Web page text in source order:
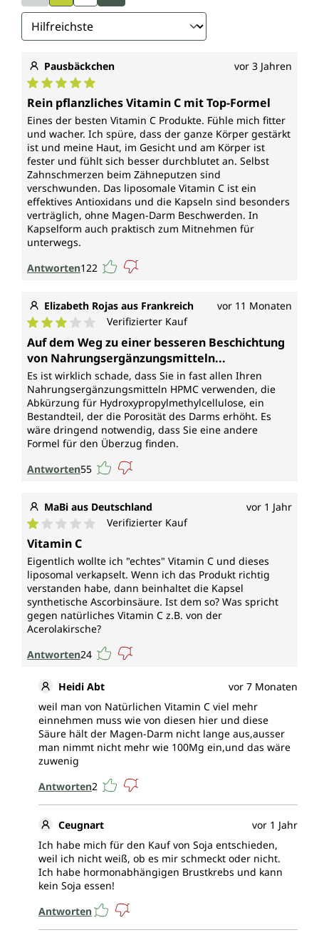
* Durch die Europäische Behörde für
Lebensmittelsicherheit zugelassene
gesundheitsbezogene Angaben
Wann sollte man die Ernährung mit
Vitamin C Kapseln ergänzen?
Vitamin C ist zwar in vielen Obst- und Gemüsesorten
enthalten, aber manche Menschen nehmen über ihre
Ernährung allein nicht genug von diesem Nährstoff
auf. Besonders im Winter leidet der Nährstoffgehalt
bei Obst und Gemüse durch Lagerung und
Transport. In diesen Fällen kann die Einnahme eines
Vitamin-C-Präparats wie Liposomal PureWay-C™
Vitamin C Kapseln von Vorteil sein. 1 Kapsel deckt
den täglich empfohlenen Bedarf an Vitamin C zu 625
%.
einem Vorrat von 100 Tagen.
Vegan und ohne folgende Zusatzstoffe
Liposomal PureWay-C™ Vitamin C Kapseln von
Unimedica sind, entsprechend gesetzlichen
Vorgaben, frei von Konservierungsstoffen, weiterhin
ohne Zusätze wie Farbstoffe, Stabilisatoren,
Trennmittel wie Magnesiumstearat, ohne Gentechnik
sowie laktosefrei, glutenfrei und vegan. Vegane
Kapselhülle aus reiner pflanzlicher Cellulose (HPMC),
frei von Carrageen und PEG.
Pausbäckchen vor 3 Jahren
Durchschnittliche Bewertung von 5 von 5 Sternen
Rein pflanzliches Vitamin C mit Top-Formel
Eines der besten Vitamin C Produkte. Fühle mich fitter
und wacher. Ich spüre, dass der ganze Körper gestärkt
ist und meine Haut, im Gesicht und am Körper ist
fester und fühlt sich besser durchblutet an. Selbst
Zahnschmerzen beim Zähneputzen sind
verschwunden. Das liposomale Vitamin C ist ein
effektives Antioxidans und die Kapseln sind besonders
verträglich, ohne Magen-Darm Beschwerden. In
Kapselform auch praktisch zum Mitnehmen für
unterwegs.
Antworten122
Elizabeth Rojas aus Frankreich vor 11 Monaten
Durchschnittliche Bewertung von 3 von 5 Sternen
Verifizierter Kauf
Auf dem Weg zu einer besseren Beschichtung
von Nahrungsergänzungsmitteln...
Es ist wirklich schade, dass Sie in fast allen Ihren
Nahrungsergänzungsmitteln HPMC verwenden, die
Abkürzung für Hydroxypropylmethylcellulose, ein
Bestandteil, der die Porosität des Darms erhöht. Es
wäre dringend notwendig, dass Sie eine andere
Formel für den Überzug finden.
Antworten55
MaBi aus Deutschland vor 1 Jahr
Durchschnittliche Bewertung von 1 von 5 Sternen
Verifizierter Kauf
Vitamin C
Eigentlich wollte ich "echtes" Vitamin C und dieses
liposomal verkapselt. Wenn ich das Produkt richtig
verstanden habe, dann beinhaltet die Kapsel
synthetische Ascorbinsäure. Ist dem so? Was spricht
gegen natürliches Vitamin C z.B. von der
Acerolakirsche?
Antworten24
Heidi Abt
vor 7 Monaten
weil man von Natürlichen Vitamin C viel mehr
einnehmen muss wie von diesen hier und diese
Säure hält der Magen-Darm nicht lange aus,ausser
man nimmt nicht mehr wie 100Mg ein,und das wäre
zuwenig
Antworten2
Ceugnart
vor 1 Jahr
Ich habe mich für den Kauf von Soja entschieden,
weil ich nicht weiß, ob es mir schmeckt oder nicht.
Ich habe hormonabhängigen Brustkrebs und kann
kein Soja essen!
Antworten